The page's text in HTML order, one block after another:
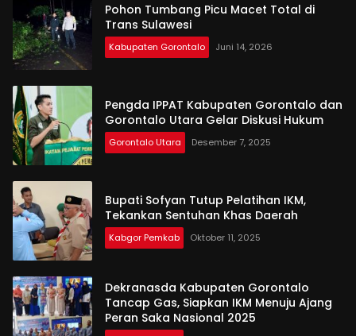
Pohon Tumbang Picu Macet Total di
Trans Sulawesi
Kabupaten Gorontalo Juni 14, 2026
Pengda IPPAT Kabupaten Gorontalo dan
Gorontalo Utara Gelar Diskusi Hukum
Gorontalo Utara Desember 7, 2025
Bupati Sofyan Tutup Pelatihan IKM,
Tekankan Sentuhan Khas Daerah
Kabgor Pemkab Oktober 11, 2025
Dekranasda Kabupaten Gorontalo
Tancap Gas, Siapkan IKM Menuju Ajang
Peran Saka Nasional 2025